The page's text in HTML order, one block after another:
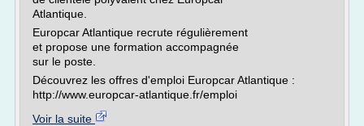
Atlantique.
Europcar Atlantique recrute régulièrement
et propose une formation accompagnée
sur le poste.
Découvrez les offres d'emploi Europcar Atlantique :
http://www.europcar-atlantique.fr/emploi
Voir la suite